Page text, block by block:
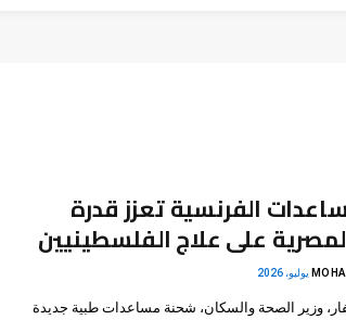
الفرنسية تعزز قدرة
على علاج الفلسطينيين
وزير الصحة والسكان، شحنة مساعدات طبية جديدة